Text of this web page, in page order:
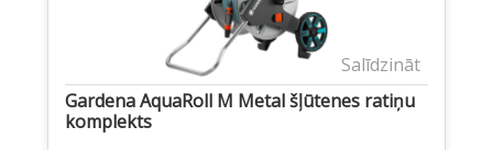
Salīdzināt
Gardena AquaRoll M Metal šļūtenes ratiņu
komplekts